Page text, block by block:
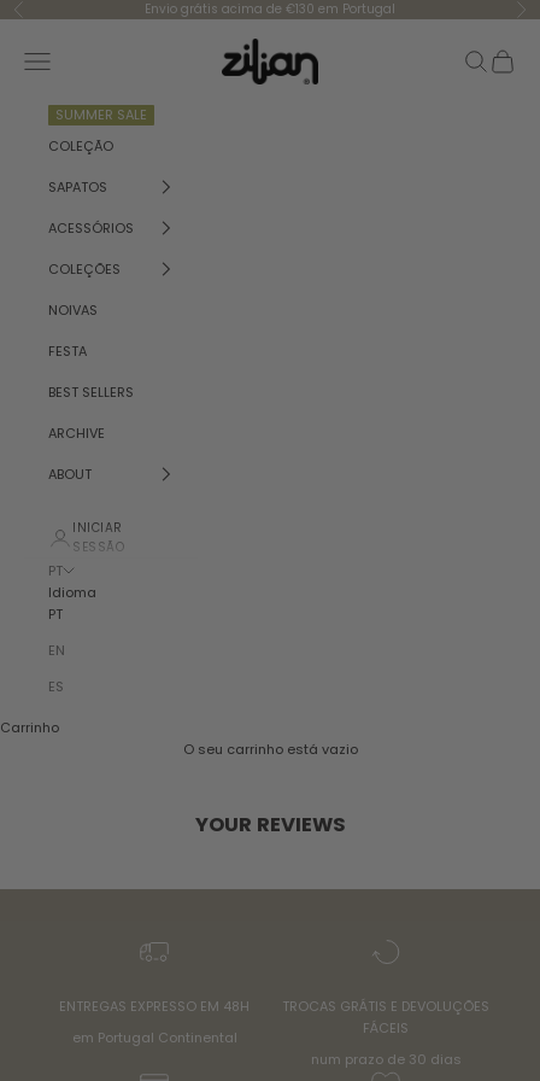
Saltar para o conteúdo
Anterior Envio grátis acima de €130 em Portugal
Zilian
Menu Pesquisar
SUMMER SALE
COLEÇÃO
SAPATOS
ACESSÓRIOS
COLEÇÕES
NOIVAS
FESTA
BEST SELLERS
ARCHIVE
ABOUT
INICIAR
SESSÃO
PT
Idioma
PT
EN
ES
Carrinho
O seu carrinho está vazio
YOUR REVIEWS
ENTREGAS EXPRESSO EM 48H
em Portugal Continental
TROCAS GRÁTIS E DEVOLUÇÕES
FÁCEIS
num prazo de 30 dias